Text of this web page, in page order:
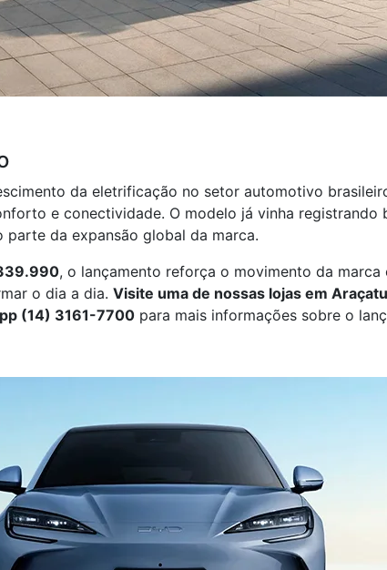
da eletrificação no setor automotivo
e conectividade. O modelo já vinha registrando
parte da expansão global da marca.
, o lançamento reforça o movimento da
o dia a dia. Visite uma de nossas lojas em
(14) 3161-7700 para mais informações sobre o